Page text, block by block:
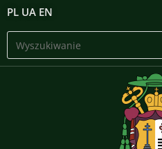
PL UA EN